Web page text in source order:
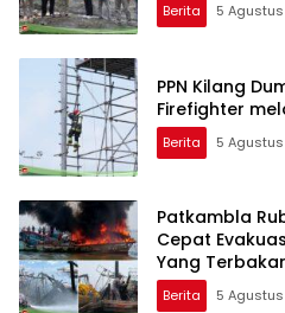
Berita 5
PPN Kilang
Firefighter
Berita 5
Patkambla
Cepat
Yang
Berita 5